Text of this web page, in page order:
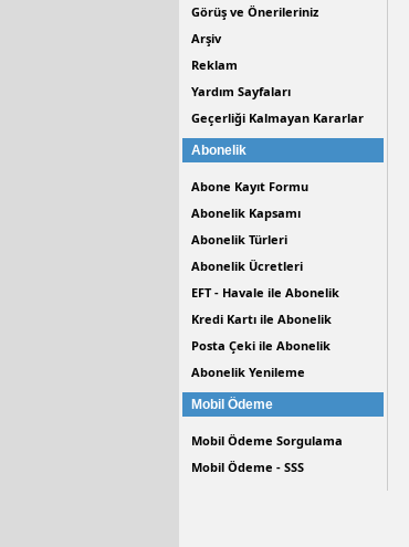
Görüş ve Önerileriniz
Arşiv
Reklam
Yardım Sayfaları
Geçerliği Kalmayan Kararlar
Abonelik
Abone Kayıt Formu
Abonelik Kapsamı
Abonelik Türleri
Abonelik Ücretleri
EFT - Havale ile Abonelik
Kredi Kartı ile Abonelik
Posta Çeki ile Abonelik
Abonelik Yenileme
Mobil Ödeme
Mobil Ödeme Sorgulama
Mobil Ödeme - SSS